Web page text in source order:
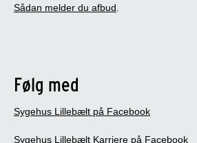
Sådan melder du afbud.
Følg med
Sygehus Lillebælt på Facebook
Sygehus Lillebælt Karriere på Facebook